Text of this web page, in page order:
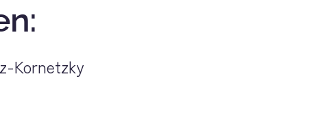
Kornetzky